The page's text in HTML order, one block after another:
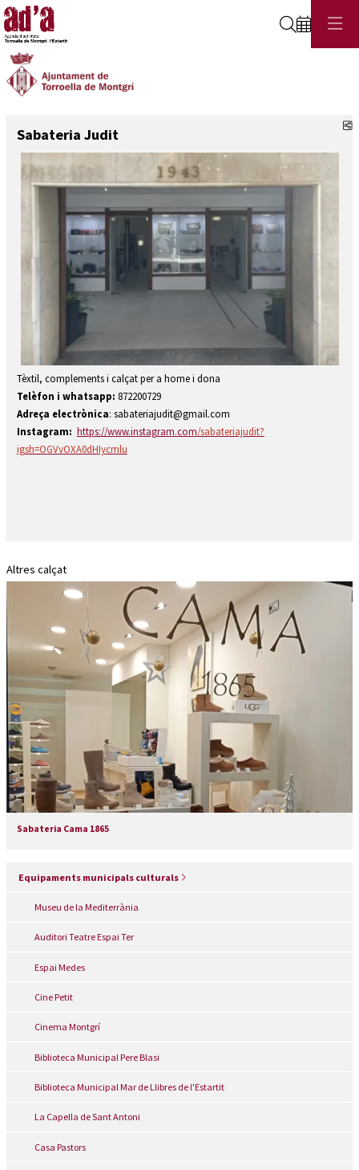
Cerca
Sabateria Judit
Diapositiva 1 de 1
Tèxtil, complements i calçat per a home i dona
Telèfon i whatsapp: 872200729
Adreça electrònica: sabateriajudit@gmail.com
Instagram: https://www.instagram.com/sabateriajudit?
igsh=OGVvOXA0dHIycmlu
Altres calçat
Sabateria Cama 1865
Equipaments municipals culturals
Museu de la Mediterrània
Auditori Teatre Espai Ter
Espai Medes
Cine Petit
Cinema Montgrí
Biblioteca Municipal Pere Blasi
Biblioteca Municipal Mar de Llibres de l'Estartit
La Capella de Sant Antoni
Casa Pastors